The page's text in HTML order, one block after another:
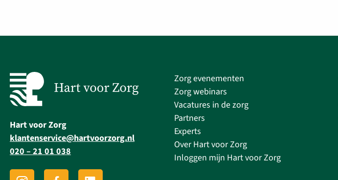
Hart voor Zorg
klantenservice@hartvoorzorg.nl
020 – 21 01 038
Zorg evenementen
Zorg webinars
Vacatures in de zorg
Partners
Experts
Over Hart voor Zorg
Inloggen mijn Hart voor Zorg